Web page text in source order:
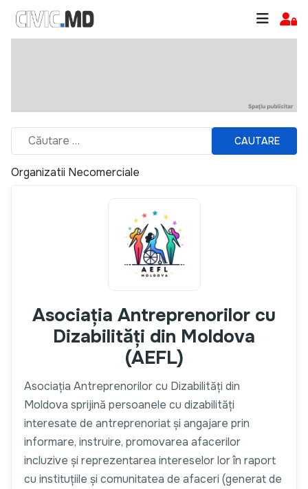
CAUTARE
Organizatii Necomerciale
Asociația Antreprenorilor cu
Dizabilități din Moldova
(AEFL)
Asociația Antreprenorilor cu Dizabilități din
Moldova sprijină persoanele cu dizabilități
interesate de antreprenoriat și angajare prin
informare, instruire, promovarea afacerilor
incluzive și reprezentarea intereselor lor în raport
cu instituțiile și comunitatea de afaceri (generat de